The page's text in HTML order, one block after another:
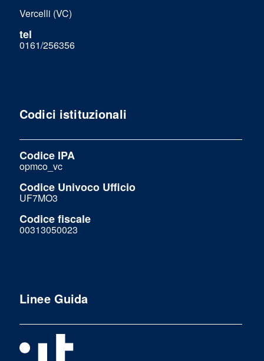
Vercelli (VC)
tel
0161/256356
Codici istituzionali
Codice IPA
opmco_vc
Codice Univoco Ufficio
UF7MO3
Codice fiscale
00313050023
Linee Guida